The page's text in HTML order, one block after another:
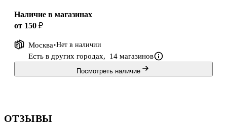
Наличие в магазинах
от 150 ₽
Москва Нет в наличии
Есть в других городах, 14 магазинов
Посмотреть наличие
ОТЗЫВЫ